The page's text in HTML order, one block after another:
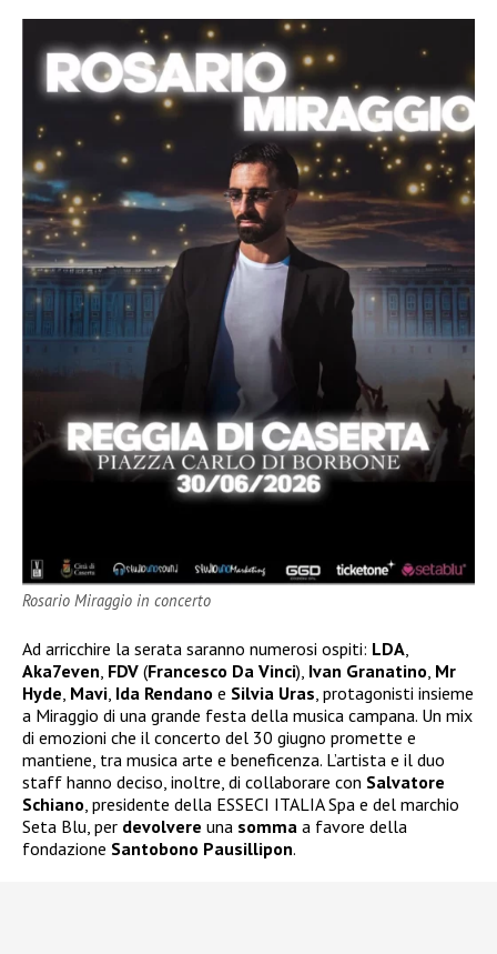
Rosario Miraggio in concerto
Ad arricchire la serata saranno numerosi ospiti: LDA,
Aka7even, FDV (Francesco Da Vinci), Ivan Granatino, Mr
Hyde, Mavi, Ida Rendano e Silvia Uras, protagonisti insieme
a Miraggio di una grande festa della musica campana. Un mix
di emozioni che il concerto del 30 giugno promette e
mantiene, tra musica arte e beneficenza. L’artista e il duo
staff hanno deciso, inoltre, di collaborare con Salvatore
Schiano, presidente della ESSECI ITALIA Spa e del marchio
Seta Blu, per devolvere una somma a favore della
fondazione Santobono Pausillipon.